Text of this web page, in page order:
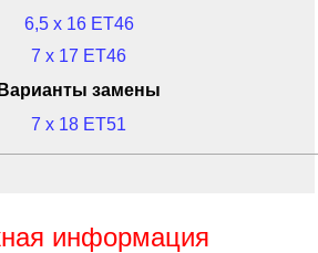
6,5 x 16 ET46
7 x 17 ET46
Варианты замены
7 x 18 ET51
информация